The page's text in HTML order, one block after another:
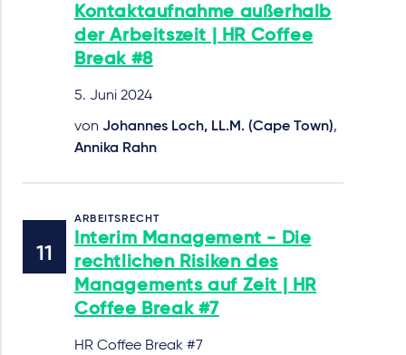
Kontaktaufnahme außerhalb
der Arbeitszeit | HR Coffee
Break #8
5. Juni 2024
von Johannes Loch, LL.M. (Cape Town),
Annika Rahn
ARBEITSRECHT
Interim Management - Die
rechtlichen Risiken des
Managements auf Zeit | HR
Coffee Break #7
HR Coffee Break #7